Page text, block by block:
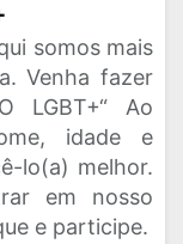
somos mais
Venha fazer
LGBT+“ Ao
idade e
lo(a) melhor.
em nosso
e participe.